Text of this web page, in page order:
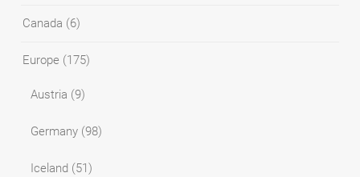
Canada (6)
Europe (175)
Austria (9)
Germany (98)
Iceland (51)